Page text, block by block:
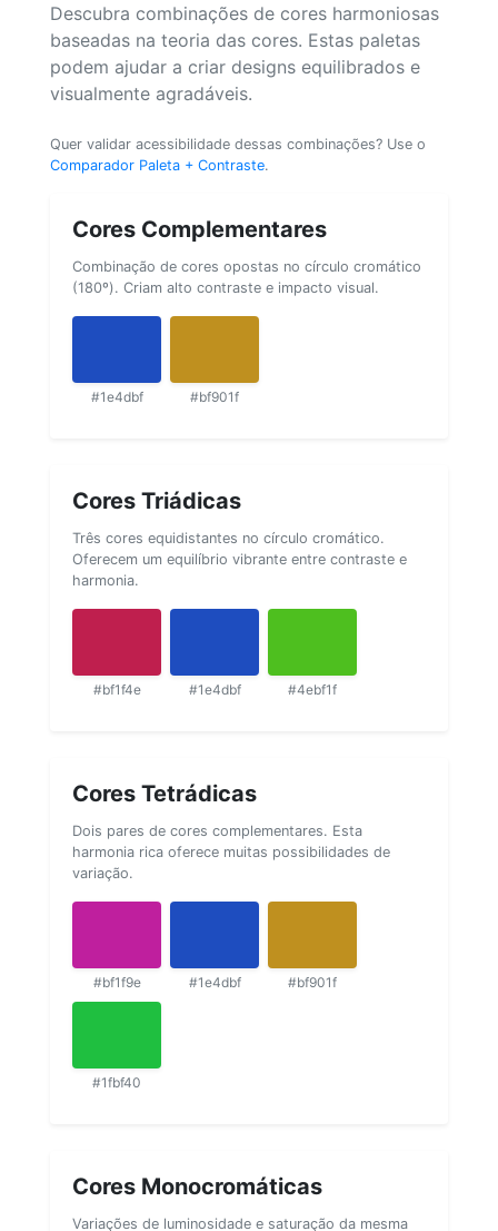
Descubra combinações de cores harmoniosas
baseadas na teoria das cores. Estas paletas
podem ajudar a criar designs equilibrados e
visualmente agradáveis.
Quer validar acessibilidade dessas combinações? Use o
Comparador Paleta + Contraste.
Cores Complementares
Combinação de cores opostas no círculo cromático
(180º). Criam alto contraste e impacto visual.
#1e4dbf #bf901f
Cores Triádicas
Três cores equidistantes no círculo cromático.
Oferecem um equilíbrio vibrante entre contraste e
harmonia.
#bf1f4e #1e4dbf #4ebf1f
Cores Tetrádicas
Dois pares de cores complementares. Esta
harmonia rica oferece muitas possibilidades de
variação.
#bf1f9e #1e4dbf #bf901f
#1fbf40
Cores Monocromáticas
Variações de luminosidade e saturação da mesma